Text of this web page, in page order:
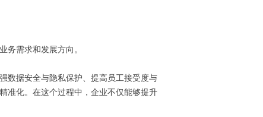
务需求和发展方向。
数据安全与隐私保护、提高员工接受度与
准化。在这个过程中，企业不仅能够提升